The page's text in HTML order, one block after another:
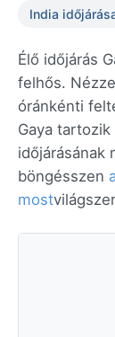
India
Élő időjárás
felhős.
óránkénti
Gaya tartozik
időjárásának
böngésszen
most